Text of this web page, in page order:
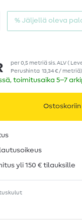
% Jäljellä oleva
per0,5 metriäsis. ALV(
Perushinta 13,34 € / metriä)
toimitusaika 5–7
Ostoskoriin
yli 150 € tilauksille